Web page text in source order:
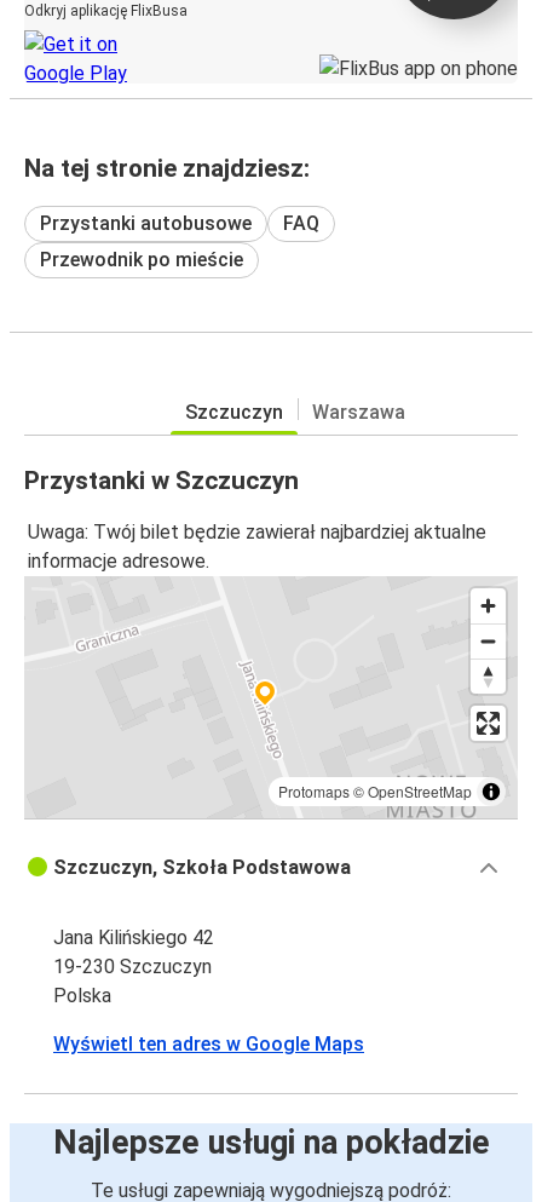
Odkryj aplikację FlixBusa
Na tej stronie znajdziesz:
Przystanki autobusowe
FAQ
Przewodnik po mieście
Szczuczyn Warszawa
Przystanki w Szczuczyn
Uwaga: Twój bilet będzie zawierał najbardziej aktualne
informacje adresowe.
Protomaps©OpenStreetMap
Szczuczyn, Szkoła Podstawowa
Jana Kilińskiego 42
19-230 Szczuczyn
Polska
Wyświetl ten adres w Google Maps
Najlepsze usługi na pokładzie
Te usługi zapewniają wygodniejszą podróż: